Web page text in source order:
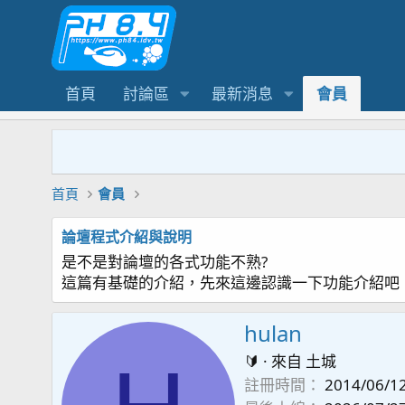
首頁 討論區 最新消息 會員
首頁 會員
論壇程式介紹與說明
是不是對論壇的各式功能不熟?
這篇有基礎的介紹，先來這邊認識一下功能介紹吧
hulan
🔰 · 來自 土城
註冊時間
2014/06/